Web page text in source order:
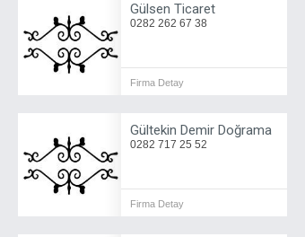
Gülsen Ticaret
0282 262 67 38
Firma Detay
Gültekin Demir Doğrama
0282 717 25 52
Firma Detay